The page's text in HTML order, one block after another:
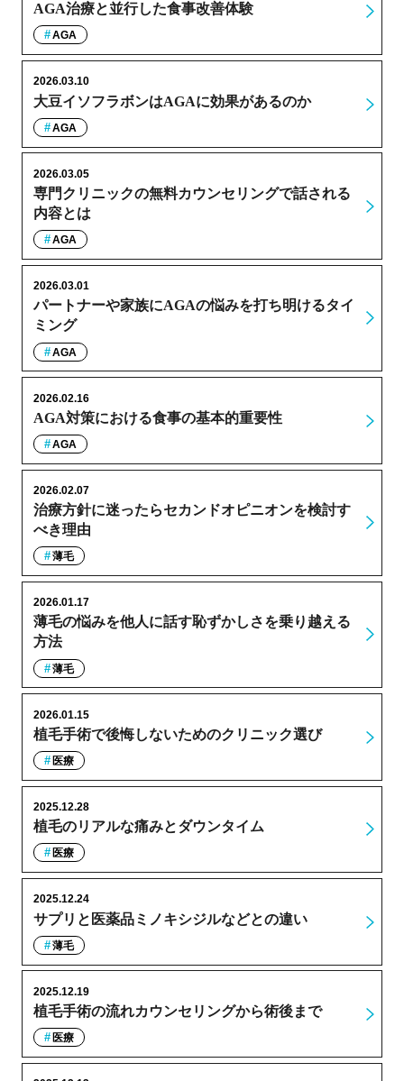
AGA治療と並行した食事改善体験
AGA
大豆イソフラボンはAGAに効果があるのか
2026.03.10
AGA
専門クリニックの無料カウンセリングで話される
内容とは
2026.03.05
AGA
パートナーや家族にAGAの悩みを打ち明けるタイ
ミング
2026.03.01
AGA
AGA対策における食事の基本的重要性
2026.02.16
AGA
治療方針に迷ったらセカンドオピニオンを検討す
べき理由
2026.02.07
薄毛
薄毛の悩みを他人に話す恥ずかしさを乗り越える
方法
2026.01.17
薄毛
植毛手術で後悔しないためのクリニック選び
2026.01.15
医療
植毛のリアルな痛みとダウンタイム
2025.12.28
医療
サプリと医薬品ミノキシジルなどとの違い
2025.12.24
薄毛
植毛手術の流れカウンセリングから術後まで
2025.12.19
医療